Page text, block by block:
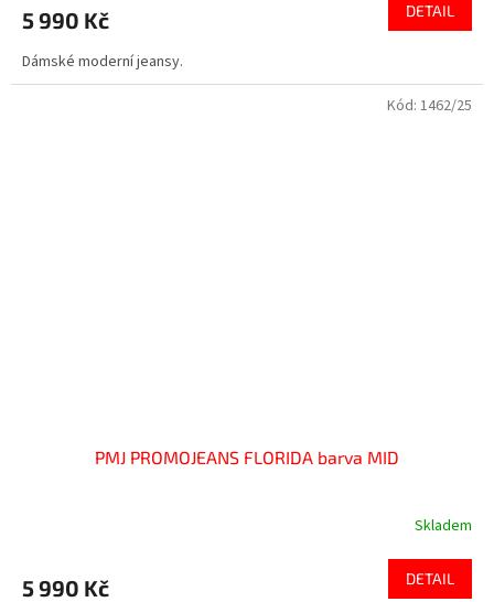
5 990 Kč DETAIL
Dámské moderní jeansy.
PMJ PROMOJEANS FLORIDA barva MID
Skladem
5 990 Kč DETAIL
Kód: 1462/25